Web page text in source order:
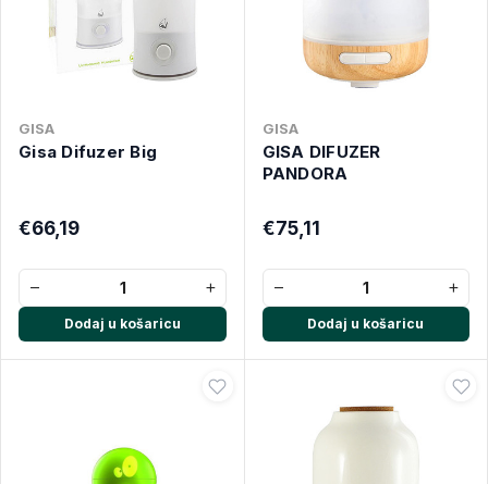
GISA
Gisa Difuzer Big
€66,19
− +
Dodaj u košaricu
GISA
GISA DIFUZER
PANDORA
€75,11
− +
Dodaj u košaricu